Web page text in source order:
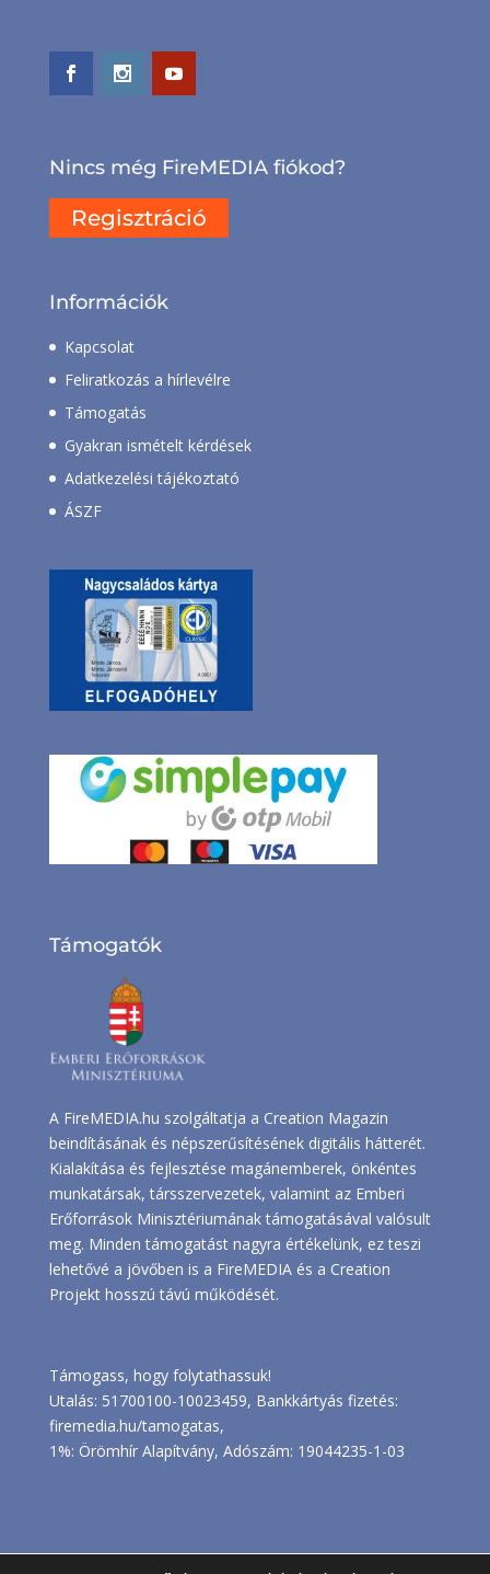
Nincs még FireMEDIA fiókod?
Regisztráció
Információk
Kapcsolat
Feliratkozás a hírlevélre
Támogatás
Gyakran ismételt kérdések
Adatkezelési tájékoztató
ÁSZF
Támogatók
A FireMEDIA.hu szolgáltatja a Creation Magazin
beindításának és népszerűsítésének digitális hátterét.
Kialakítása és fejlesztése magánemberek, önkéntes
munkatársak, társszervezetek, valamint az Emberi
Erőforrások Minisztériumának támogatásával valósult
meg. Minden támogatást nagyra értékelünk, ez teszi
lehetővé a jövőben is a FireMEDIA és a Creation
Projekt hosszú távú működését.
Támogass, hogy folytathassuk!
Utalás: 51700100-10023459, Bankkártyás fizetés:
firemedia.hu/tamogatas,
1%: Örömhír Alapítvány, Adószám: 19044235-1-03